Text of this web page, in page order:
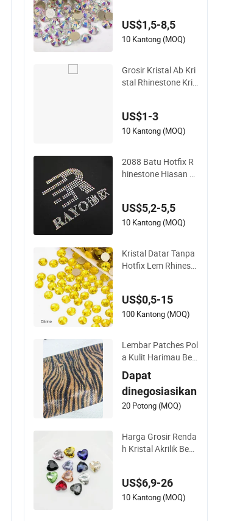
e
US$1,5-8,5
10 Kantong (MOQ)
Grosir Kristal Ab Kri
stal Rhinestone Kris
Rhinestones
US$1-3
10 Kantong (MOQ)
2088 Batu Hotfix R
hinestone Hiasan u
n
US$5,2-5,5
10 Kantong (MOQ)
Kristal Datar Tanpa
Hotfix Lem Rhinest
US$0,5-15
100 Kantong (MOQ)
Lembar Patches Pol
a Kulit Harimau Ber
kilau Fashion Hot Fi
x
Dapat
dinegosiasikan
20 Potong (MOQ)
Harga Grosir Renda
h Kristal Akrilik Bent
ne untuk Seni Kuku
Dekorasi Pakaian
US$6,9-26
10 Kantong (MOQ)